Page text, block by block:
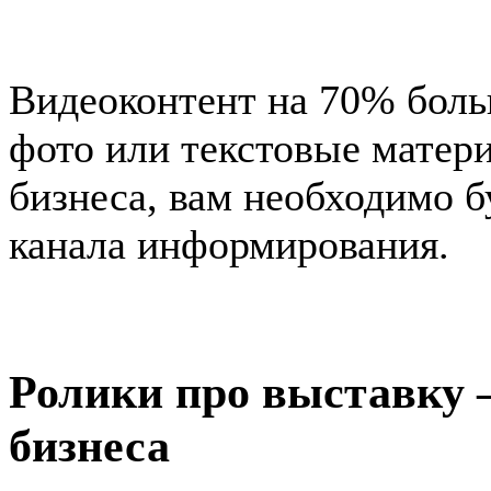
Видеоконтент на 70%
фото или текстовые
бизнеса, вам необходимо
канала информирования.
Ролики про выставку
бизнеса